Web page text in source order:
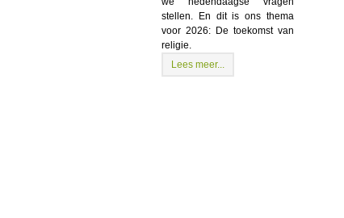
stellen. En dit is ons thema
voor 2026: De toekomst van
religie.
Lees meer...